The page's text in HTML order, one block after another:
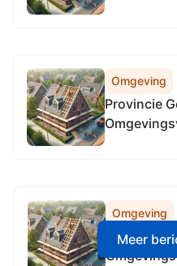
Omgeving
Provincie
Omgeving
Provincie
Meer